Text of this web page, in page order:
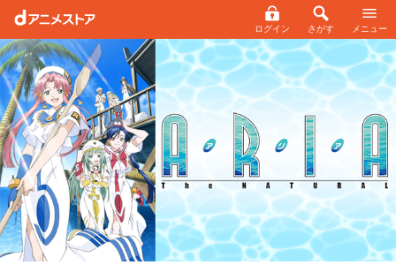
ログイン さがす メニュー